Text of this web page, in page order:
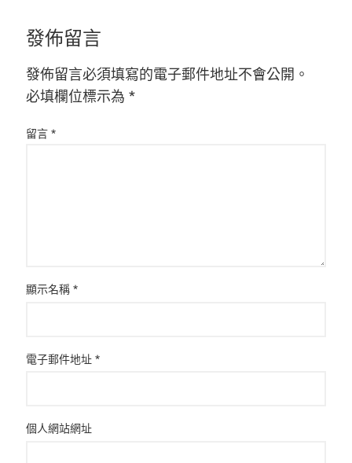
發佈留言
發佈留言必須填寫的電子郵件地址不會公開。
必填欄位標示為 *
留言 *
顯示名稱 *
電子郵件地址 *
個人網站網址